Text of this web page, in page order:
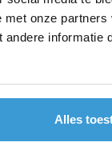
onze partners
informatie
Alles